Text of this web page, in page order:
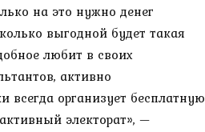
на это нужно денег
выгодной будет такая
любит в своих
активно
организует бесплатную
электорат», —